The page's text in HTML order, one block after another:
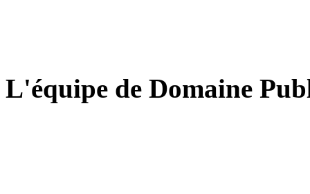
L'équipe de Domaine